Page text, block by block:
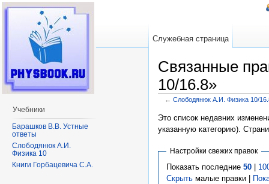
Связанные
10/16.8»
← Слободянюк А.И. Физика 10/
Это список недавних
указанную категорию).
Настройки свежих правок
Показать последние 50|
Скрытьмалые правки |
Служебная страница
Учебники
Барашков В.В. Устные
ответы
Слободянюк А.И.
Физика 10
Книги Горбацевича С.А.